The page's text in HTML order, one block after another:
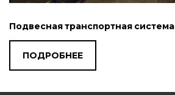
Подвесная транспортная система
ПОДРОБНЕЕ